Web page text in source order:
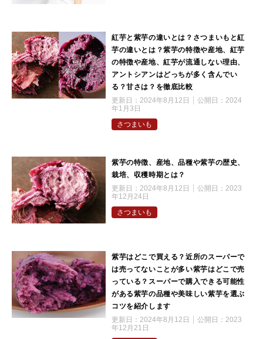
紅芋と紫芋の違いとは？さつまいもと紅
芋の違いとは？紫芋の特徴や産地、紅芋
の特徴や産地、紅芋が流通しない理由、
アントシアンはどっちが多く含んでい
る？甘さは？を徹底比較
更新日： 2024年8月12日 公開日： 2024
年1月3日
さつまいも
紫芋の特徴、産地、品種や紫芋の歴史、
栽培、収穫時期とは？
更新日： 2024年8月12日 公開日： 2023
年12月24日
さつまいも
紫芋はどこで買える？近所のスーパーで
は売ってないことが多い紫芋はどこで売
っている？スーパーで購入できる可能性
がある紫芋の品種や美味しい紫芋を選ぶ
コツを紹介します
更新日： 2024年8月12日 公開日： 2023
年12月21日